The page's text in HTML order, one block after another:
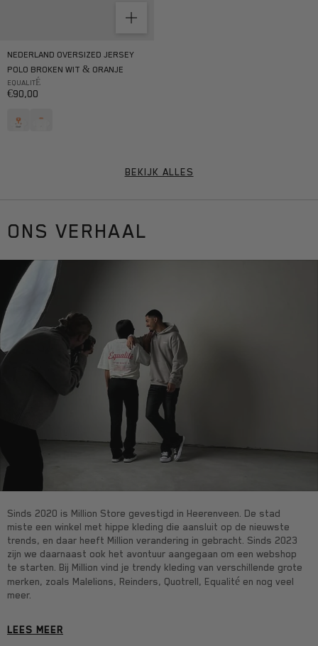
NEDERLAND OVERSIZED JERSEY
POLO BROKEN WIT & ORANJE
EQUALITÉ
Aanbiedingsprijs
€90,00
BEKIJK ALLES
ONS VERHAAL
Sinds 2020 is Million Store gevestigd in Heerenveen. De stad
miste een winkel met hippe kleding die aansluit op de nieuwste
trends, en daar heeft Million verandering in gebracht. Sinds 2023
zijn we daarnaast ook het avontuur aangegaan om een webshop
te starten. Bij Million vind je trendy kleding van verschillende grote
merken, zoals Malelions, Reinders, Quotrell, Equalité en nog veel
meer.
LEES MEER